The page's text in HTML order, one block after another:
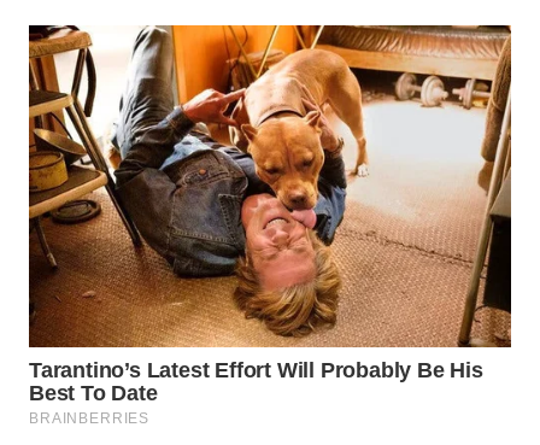
WN
TANGERANG
WN
BINJAI
WN
CIREBON
WN
INDRAMAYU